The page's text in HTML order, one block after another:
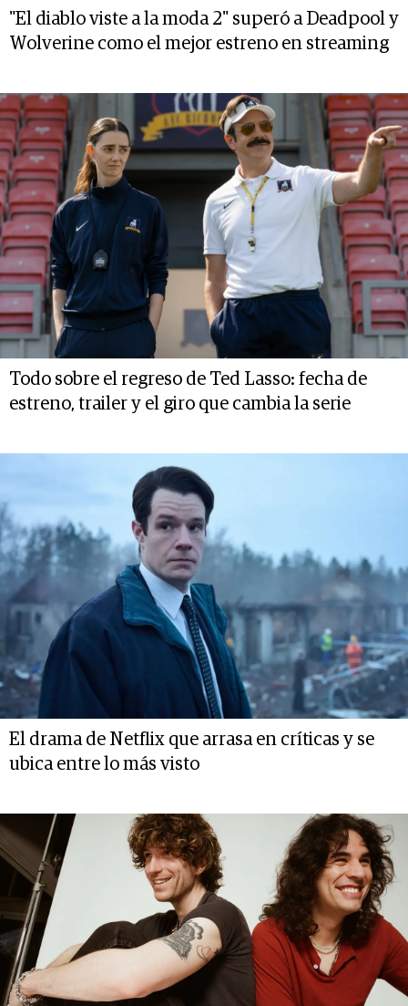
"El diablo viste a la moda 2" superó a Deadpool y
Wolverine como el mejor estreno en streaming
Todo sobre el regreso de Ted Lasso: fecha de
estreno, trailer y el giro que cambia la serie
El drama de Netflix que arrasa en críticas y se
ubica entre lo más visto